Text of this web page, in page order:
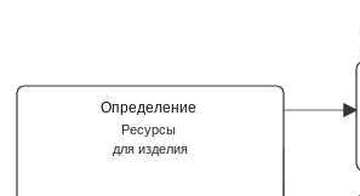
Определение
Ресурсы
для изделия